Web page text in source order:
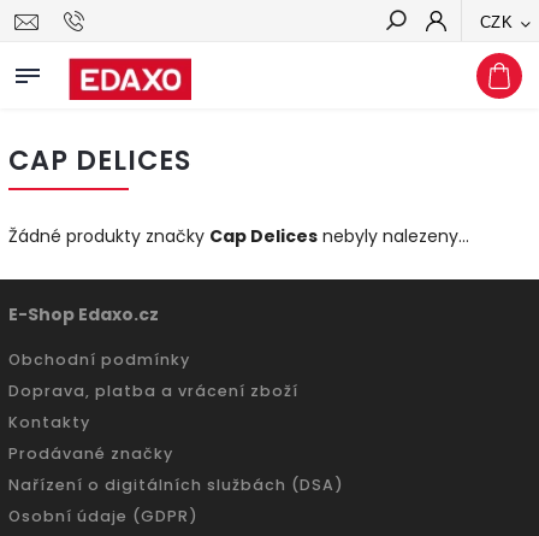
CZK
Hledat
CAP DELICES
Žádné produkty značky Cap Delices nebyly nalezeny...
E-Shop Edaxo.cz
Obchodní podmínky
Doprava, platba a vrácení zboží
Kontakty
Prodávané značky
Nařízení o digitálních službách (DSA)
Osobní údaje (GDPR)